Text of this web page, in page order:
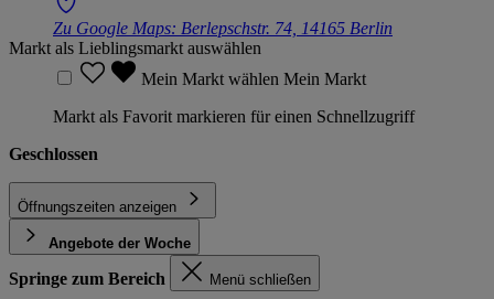
Zu Google Maps: Berlepschstr. 74, 14165 Berlin
Markt als Lieblingsmarkt auswählen
Mein Markt wählen Mein Markt
Markt als Favorit markieren für einen Schnellzugriff
Geschlossen
Öffnungszeiten anzeigen
Angebote der Woche
Springe zum Bereich Menü schließen